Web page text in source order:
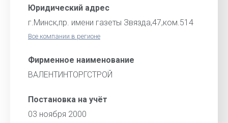
Юридический адрес
г.Минск,пр. имени газеты Звязда,47,ком.514
Все компании в регионе
Фирменное наименование
ВАЛЕНТИНТОРГСТРОЙ
Постановка на учёт
03 ноября 2000